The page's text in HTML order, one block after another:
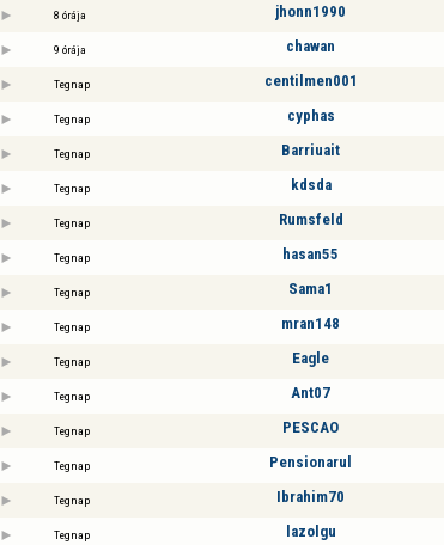
8 órája jhonn1990
9 órája chawan
Tegnap centilmen001
Tegnap cyphas
Tegnap Barriuait
Tegnap kdsda
Tegnap Rumsfeld
Tegnap hasan55
Tegnap Sama1
Tegnap mran148
Tegnap Eagle
Tegnap Ant07
Tegnap PESCAO
Tegnap Pensionarul
Tegnap Ibrahim70
Tegnap lazolgu